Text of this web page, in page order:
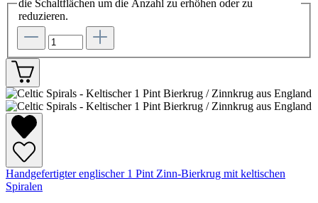
die Schaltflächen um die Anzahl zu erhöhen oder zu
reduzieren.
Handgefertigter englischer 1 Pint Zinn-Bierkrug mit keltischen
Spiralen